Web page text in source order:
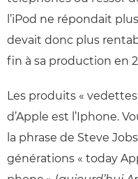
l’iPod ne répondait
devait donc plus
fin à sa production en
Les produits «
d’Apple est l’Iphone.
la phrase de Steve
générations « today